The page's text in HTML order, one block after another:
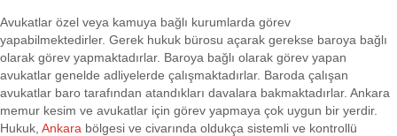
Avukatlar özel veya kamuya bağlı kurumlarda görev
yapabilmektedirler. Gerek hukuk bürosu açarak gerekse baroya bağlı
olarak görev yapmaktadırlar. Baroya bağlı olarak görev yapan
avukatlar genelde adliyelerde çalışmaktadırlar. Baroda çalışan
avukatlar baro tarafından atandıkları davalara bakmaktadırlar. Ankara
memur kesim ve avukatlar için görev yapmaya çok uygun bir yerdir.
Hukuk, Ankara bölgesi ve civarında oldukça sistemli ve kontrollü